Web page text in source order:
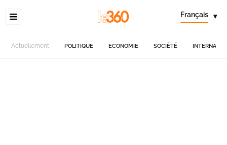
Français ▾
Actuellement POLITIQUE ECONOMIE SOCIÉTÉ